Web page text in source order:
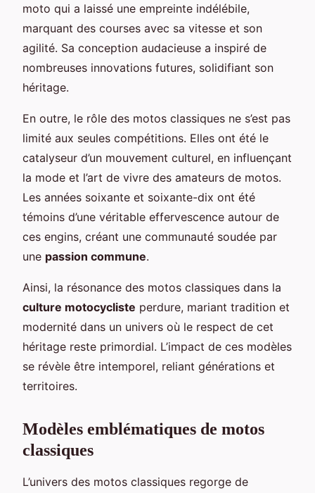
moto qui a laissé une empreinte indélébile,
marquant des courses avec sa vitesse et son
agilité. Sa conception audacieuse a inspiré de
nombreuses innovations futures, solidifiant son
héritage.
En outre, le rôle des motos classiques ne s’est pas
limité aux seules compétitions. Elles ont été le
catalyseur d’un mouvement culturel, en influençant
la mode et l’art de vivre des amateurs de motos.
Les années soixante et soixante-dix ont été
témoins d’une véritable effervescence autour de
ces engins, créant une communauté soudée par
une passion commune.
Ainsi, la résonance des motos classiques dans la
culture motocycliste perdure, mariant tradition et
modernité dans un univers où le respect de cet
héritage reste primordial. L’impact de ces modèles
se révèle être intemporel, reliant générations et
territoires.
Modèles emblématiques de motos
classiques
L’univers des motos classiques regorge de